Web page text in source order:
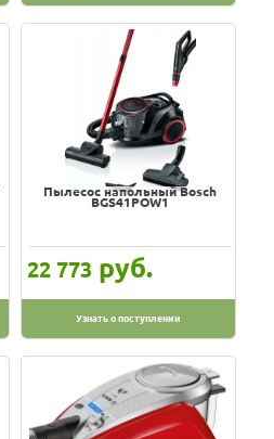
Пылесос напольный Bosch
BGS41POW1
22 773 руб.
Узнать о поступлении